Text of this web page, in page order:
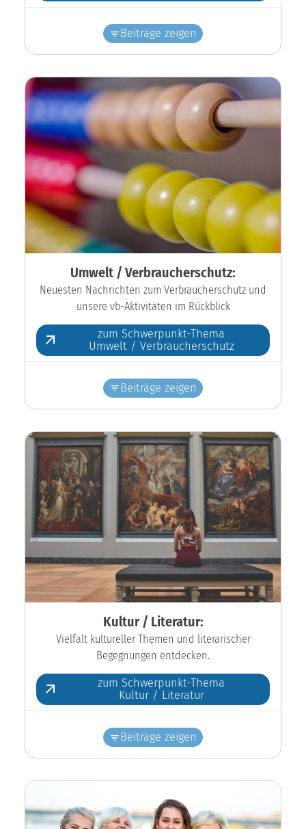
Beiträge zeigen
Umwelt / Verbraucherschutz:
Neuesten Nachrichten zum Verbraucherschutz und
unsere vb-Aktivitäten im Rückblick
zum Schwerpunkt-Thema
Umwelt / Verbraucherschutz
Beiträge zeigen
Kultur / Literatur:
Vielfalt kultureller Themen und literarischer
Begegnungen entdecken.
zum Schwerpunkt-Thema
Kultur / Literatur
Beiträge zeigen